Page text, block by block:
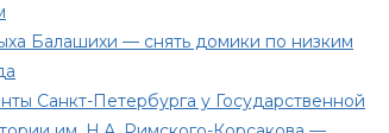
Балашихи — снять домики по низким
Санкт-Петербурга у Государственной